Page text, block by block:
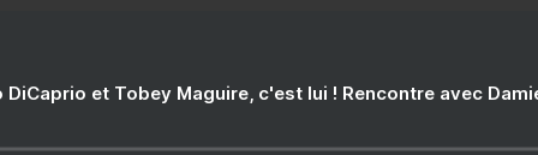
DiCaprio et Tobey Maguire, c'est lui ! Rencontre avec